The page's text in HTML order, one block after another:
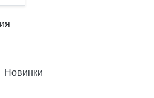
Новинки